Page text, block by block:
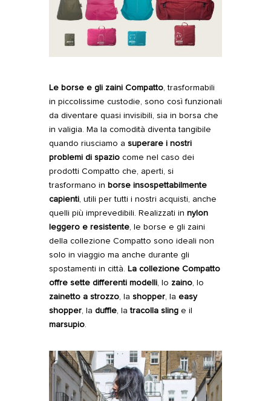
Le borse e gli zainiCompatto, trasformabili
in piccolissime custodie, sono così funzionali
da diventare quasi invisibili, sia in borsa che
in valigia. Ma la comodità diventa tangibile
quando riusciamo a superare i nostri
problemi di spazio come nel caso dei
prodotti Compatto che, aperti, si
trasformano in borse insospettabilmente
capienti, utili per tutti i nostri acquisti, anche
quelli più imprevedibili. Realizzati in nylon
leggero e resistente, le borse e gli zaini
della collezione Compatto sono ideali non
solo in viaggio ma anche durante gli
spostamenti in città. La collezione Compatto
offre sette differenti modelli, lo zaino, lo
zainetto a strozzo, la shopper, la easy
shopper, la duffle, latracolla slinge il
marsupio.